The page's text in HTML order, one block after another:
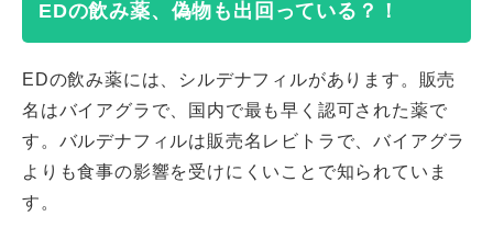
EDの飲み薬、偽物も出回っている？！
EDの飲み薬には、シルデナフィルがあります。販売
名はバイアグラで、国内で最も早く認可された薬で
す。バルデナフィルは販売名レビトラで、バイアグラ
よりも食事の影響を受けにくいことで知られていま
す。